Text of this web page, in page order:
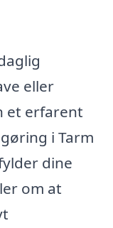
eller
et erfarent
i Tarm
dine
om at